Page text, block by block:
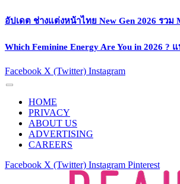
อัปเดต ช่างแต่งหน้าไทย New Gen 2026 รว
Which Feminine Energy Are You in 2026
Facebook X (Twitter) Instagram
HOME
PRIVACY
ABOUT US
ADVERTISING
CAREERS
Facebook X (Twitter) Instagram Pinterest